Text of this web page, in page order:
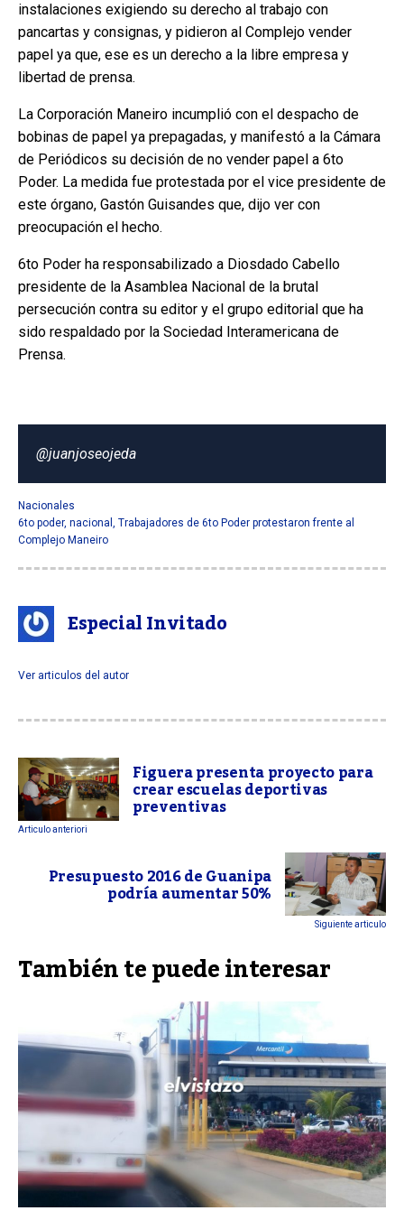
instalaciones exigiendo su derecho al trabajo con
pancartas y consignas, y pidieron al Complejo vender
papel ya que, ese es un derecho a la libre empresa y
libertad de prensa.
La Corporación Maneiro ‎incumplió con el despacho de
bobinas de papel ya prepagadas, y manifestó a la Cámara
de Periódicos su decisión de no vender papel a 6to
Poder. La medida fue protestada por el vice presidente de
este órgano, Gastón Guisandes que, dijo ver con
preocupación el hecho.
6to Poder ha responsabilizado a Diosdado Cabello
presidente de la Asamblea Nacional de la brutal
persecución contra su editor y el grupo editorial que ha
sido respaldado por la Sociedad Interamericana de
Prensa.
@juanjoseojeda
Nacionales
6to poder, nacional , Trabajadores de 6to Poder protestaron frente al
Complejo Maneiro
Especial Invitado
Ver articulos del autor
Figuera presenta proyecto para
crear escuelas deportivas
preventivas
Articulo anteriori
Presupuesto 2016 de Guanipa
podría aumentar 50%
Siguiente articulo
También te puede interesar